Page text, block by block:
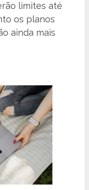
limites até
os planos
ainda mais